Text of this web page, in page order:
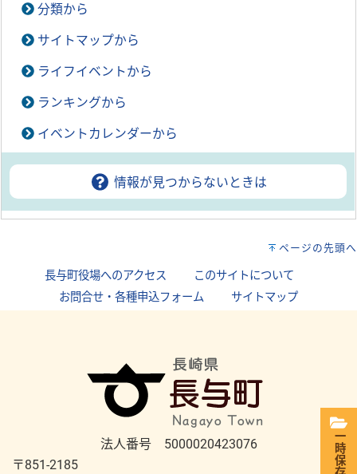
分類から
サイトマップから
ライフイベントから
ランキングから
イベントカレンダーから
情報が見つからないときは
ページの先頭へ
長与町役場へのアクセス このサイトについて
お問合せ・各種申込フォーム
サイトマップ
法人番号 5000020423076
〒851-2185
一時保存